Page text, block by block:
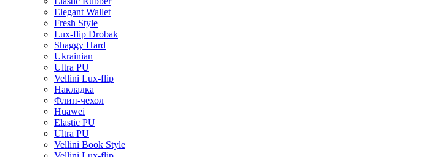
Elegant Wallet
Fresh Style
Lux-flip Drobak
Shaggy Hard
Ukrainian
Ultra PU
Vellini Lux-flip
Накладка
Флип-чехол
Huawei
Elastic PU
Ultra PU
Vellini Book Style